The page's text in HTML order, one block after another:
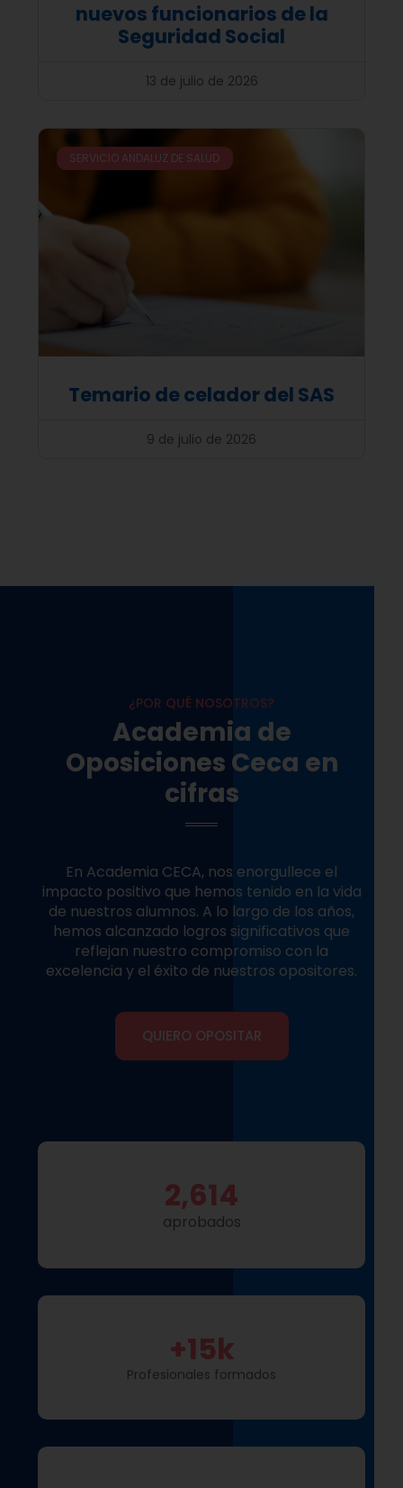
nuevos funcionarios de la
Seguridad Social
13 de julio de 2026
SERVICIO ANDALUZ DE SALUD
Temario de celador del SAS
9 de julio de 2026
¿POR QUÉ NOSOTROS?
Academia de
Oposiciones Ceca en
cifras
En Academia CECA, nos enorgullece el
impacto positivo que hemos tenido en la vida
de nuestros alumnos. A lo largo de los años,
hemos alcanzado logros significativos que
reflejan nuestro compromiso con la
excelencia y el éxito de nuestros opositores.
QUIERO OPOSITAR
aprobados
2,614
Profesionales formados
+15k